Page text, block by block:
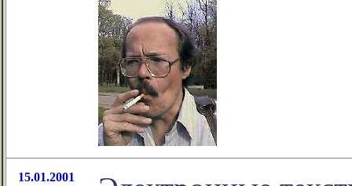
15.01.2001